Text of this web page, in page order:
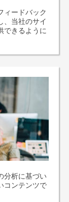
ィードバック
、当社のサイ
できるように
分析に基づい
コンテンツで